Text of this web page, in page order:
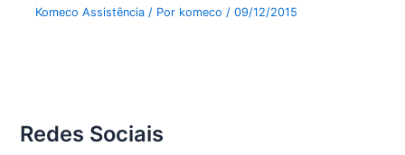
Komeco Assistência / Por komeco/09/12/2015
Redes Sociais